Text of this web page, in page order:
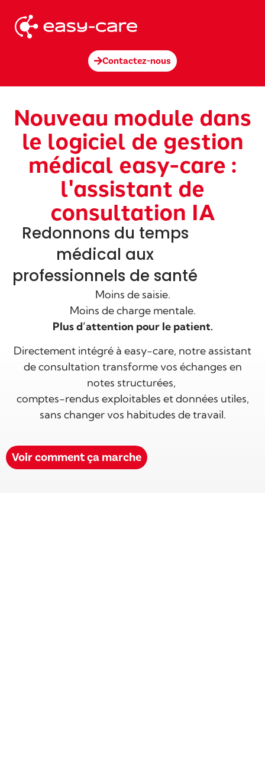
Contactez-nous
Nouveau module dans
le logiciel de gestion
médical easy-care :
l'assistant de
consultation IA
Redonnons du temps
médical aux
professionnels de santé
Moins de saisie.
Moins de charge mentale.
Plus d’attention pour le patient.
Directement intégré à easy-care, notre assistant
de consultation transforme vos échanges en
notes structurées,
comptes-rendus exploitables et données utiles,
sans changer vos habitudes de travail.
Voir comment ça marche